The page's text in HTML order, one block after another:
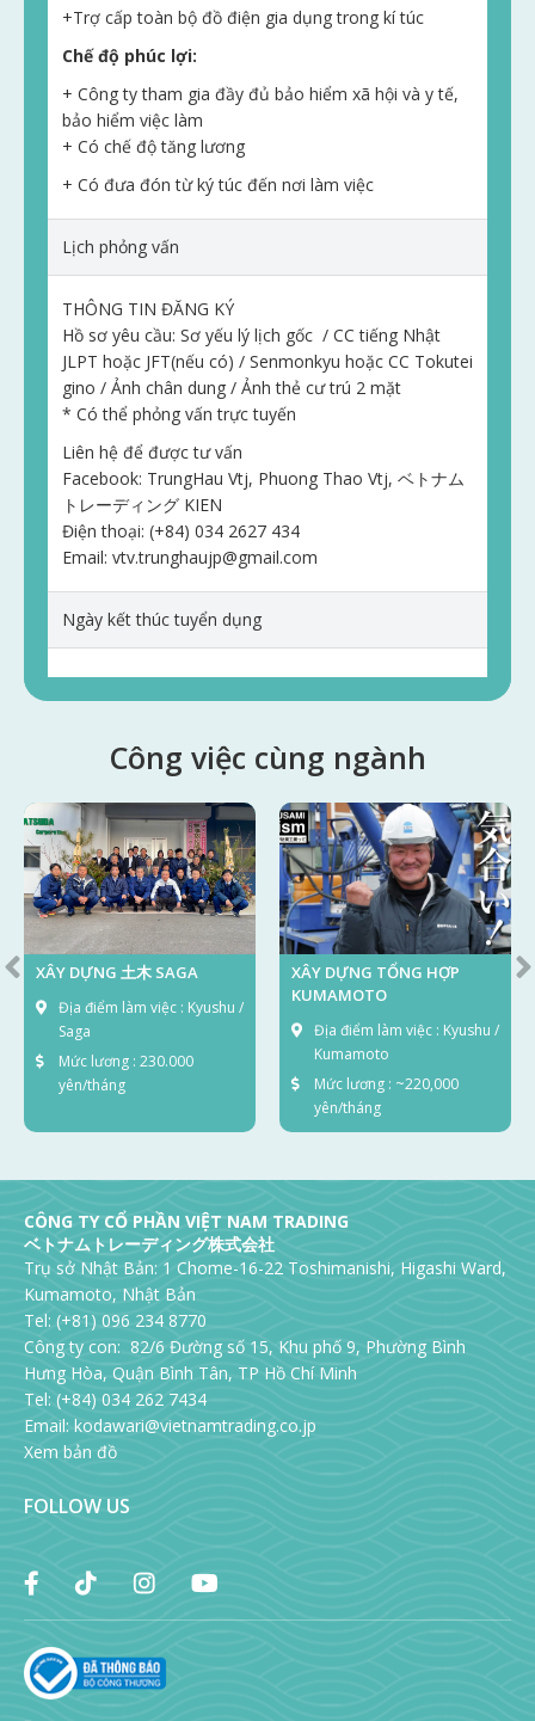
+Trợ cấp toàn bộ đồ điện gia dụng trong kí túc
Chế độ phúc lợi:
+ Công ty tham gia đầy đủ bảo hiểm xã hội và y tế,
bảo hiểm việc làm
+ Có chế độ tăng lương
+ Có đưa đón từ ký túc đến nơi làm việc
Lịch phỏng vấn
THÔNG TIN ĐĂNG KÝ
Hồ sơ yêu cầu: Sơ yếu lý lịch gốc / CC tiếng Nhật
JLPT hoặc JFT(nếu có) / Senmonkyu hoặc CC Tokutei
gino / Ảnh chân dung / Ảnh thẻ cư trú 2 mặt
* Có thể phỏng vấn trực tuyến
Liên hệ để được tư vấn
Facebook: TrungHau Vtj, Phuong Thao Vtj, ベトナム
トレーディング KIEN
Điện thoại: (+84) 034 2627 434
Email: vtv.trunghaujp@gmail.com
Ngày kết thúc tuyển dụng
Công việc cùng ngành
XÂY DỰNG 土木 SAGA
Địa điểm làm việc : Kyushu /
Saga
Mức lương : 230.000
yên/tháng
XÂY DỰNG TỔNG HỢP
KUMAMOTO
Địa điểm làm việc : Kyushu /
Kumamoto
Mức lương : ~220,000
yên/tháng
CÔNG TY CỔ PHẦN VIỆT NAM TRADING
ベトナムトレーディング株式会社
Trụ sở Nhật Bản: 1 Chome-16-22 Toshimanishi, Higashi Ward,
Kumamoto, Nhật Bản
Tel: (+81) 096 234 8770
Công ty con: 82/6 Đường số 15, Khu phố 9, Phường Bình
Hưng Hòa, Quận Bình Tân, TP Hồ Chí Minh
Tel: (+84) 034 262 7434
Email:kodawari@vietnamtrading.co.jp
Xem bản đồ
FOLLOW US